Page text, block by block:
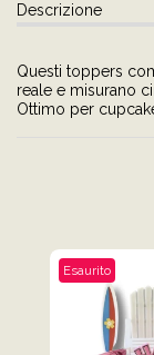
Descrizione
Questi toppers
reale e misurano
Ottimo per
Esaurito